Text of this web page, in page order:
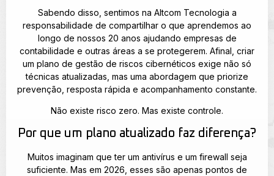
Sabendo disso, sentimos na Altcom Tecnologia a
responsabilidade de compartilhar o que aprendemos ao
longo de nossos 20 anos ajudando empresas de
contabilidade e outras áreas a se protegerem. Afinal, criar
um plano de gestão de riscos cibernéticos exige não só
técnicas atualizadas, mas uma abordagem que priorize
prevenção, resposta rápida e acompanhamento constante.
Não existe risco zero. Mas existe controle.
Por que um plano atualizado faz diferença?
Muitos imaginam que ter um antivírus e um firewall seja
suficiente. Mas em 2026, esses são apenas pontos de